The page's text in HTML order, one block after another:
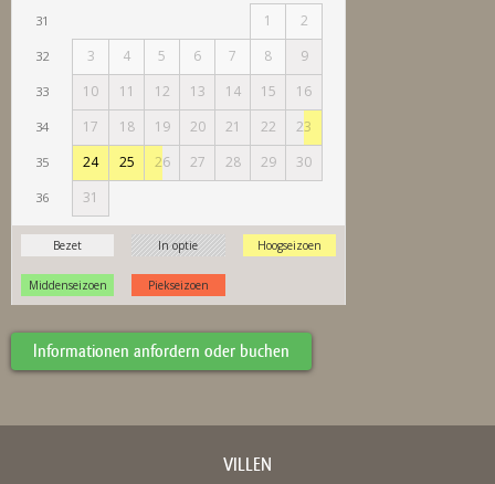
Informationen anfordern oder buchen
VILLEN